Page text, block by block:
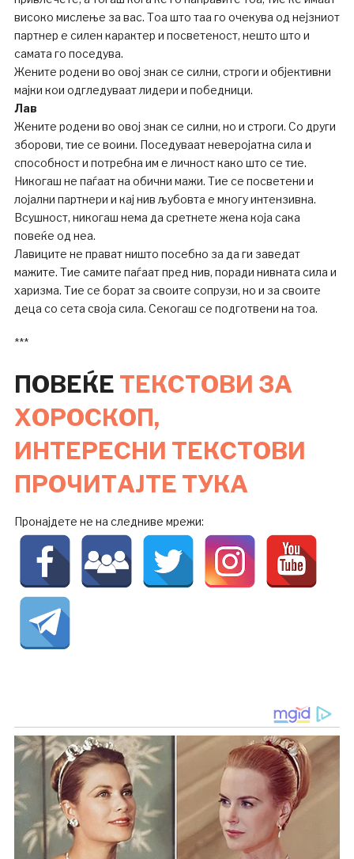
високо мислење за вас. Тоа што таа го очекува од нејзниот
партнер е силен карактер и посветеност, нешто што и
самата го поседува.
Жените родени во овој знак се силни, строги и објективни
мајки кои одгледуваат лидери и победници.
Лав
Жените родени во овој знак се силни, но и строги. Со други
зборови, тие се воини. Поседуваат неверојатна сила и
способност и потребна им е личност како што се тие.
Никогаш не паѓаат на обични мажи. Тие се посветени и
лојални партнери и кај нив љубовта е многу интензивна.
Всушност, никогаш нема да сретнете жена која сака
повеќе од неа.
Лавиците не прават ништо посебно за да ги заведат
мажите. Тие самите паѓаат пред нив, поради нивната сила и
харизма. Тие се борат за своите сопрузи, но и за своите
деца со сета своја сила. Секогаш се подготвени на тоа.
***
ПОВЕЌЕ ТЕКСТОВИ ЗА
ХОРОСКОП,
ИНТЕРЕСНИ ТЕКСТОВИ
ПРОЧИТАЈТЕ ТУКА
Пронајдете не на следниве мрежи: